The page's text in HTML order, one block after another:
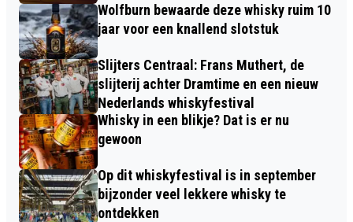
Wolfburn bewaarde deze whisky ruim 10
jaar voor een knallend slotstuk
Slijters Centraal: Frans Muthert, de
slijterij achter Dramtime en een nieuw
Nederlands whiskyfestival
Whisky in een blikje? Dat is er nu
gewoon
Op dit whiskyfestival is in september
bijzonder veel lekkere whisky te
ontdekken